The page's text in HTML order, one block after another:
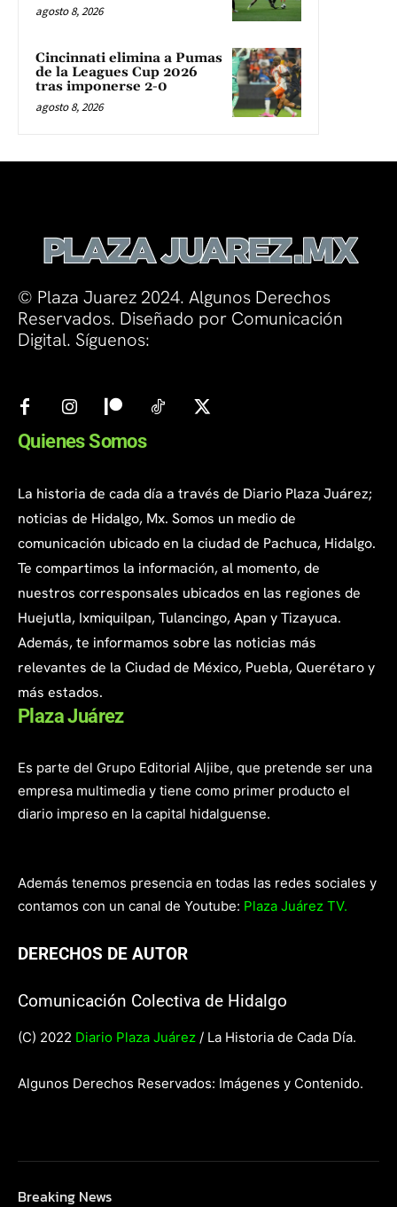
agosto 8, 2026
Cincinnati elimina a Pumas
de la Leagues Cup 2026
tras imponerse 2-0
agosto 8, 2026
© Plaza Juarez 2024. Algunos Derechos
Reservados. Diseñado por Comunicación
Digital. Síguenos:
Quienes Somos
La historia de cada día a través de Diario Plaza Juárez;
noticias de Hidalgo, Mx. Somos un medio de
comunicación ubicado en la ciudad de Pachuca, Hidalgo.
Te compartimos la información, al momento, de
nuestros corresponsales ubicados en las regiones de
Huejutla, Ixmiquilpan, Tulancingo, Apan y Tizayuca.
Además, te informamos sobre las noticias más
relevantes de la Ciudad de México, Puebla, Querétaro y
más estados.
Plaza Juárez
Es parte del Grupo Editorial Aljibe, que pretende ser una
empresa multimedia y tiene como primer producto el
diario impreso en la capital hidalguense.
Además tenemos presencia en todas las redes sociales y
contamos con un canal de Youtube: Plaza Juárez TV.
DERECHOS DE AUTOR
Comunicación Colectiva de Hidalgo
(C) 2022 Diario Plaza Juárez / La Historia de Cada Día.
Algunos Derechos Reservados: Imágenes y Contenido.
Breaking News